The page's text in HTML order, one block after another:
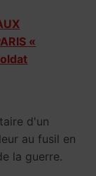
«
d'un
au fusil en
la guerre.